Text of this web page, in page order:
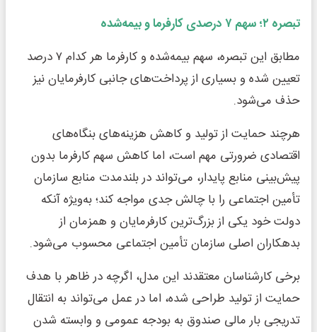
تبصره ۲؛ سهم۷درصدی کارفرما و بیمه‌شده
مطابق این تبصره، سهم بیمه‌شده و کارفرما هر کدام ۷ درصد
تعیین شده و بسیاری از پرداخت‌های جانبی کارفرمایان نیز
حذف می‌شود.
هرچند حمایت از تولید و کاهش هزینه‌های بنگاه‌های
اقتصادی ضرورتی مهم است، اما کاهش سهم کارفرما بدون
پیش‌بینی منابع پایدار، می‌تواند در بلندمدت منابع سازمان
تأمین اجتماعی را با چالش جدی مواجه کند؛ به‌ویژه آنکه
دولت خود یکی از بزرگ‌ترین کارفرمایان و همزمان از
بدهکاران اصلی سازمان تأمین اجتماعی محسوب می‌شود.
برخی کارشناسان معتقدند این مدل، اگرچه در ظاهر با هدف
حمایت از تولید طراحی شده، اما در عمل می‌تواند به انتقال
تدریجی بار مالی صندوق به بودجه عمومی و وابسته شدن